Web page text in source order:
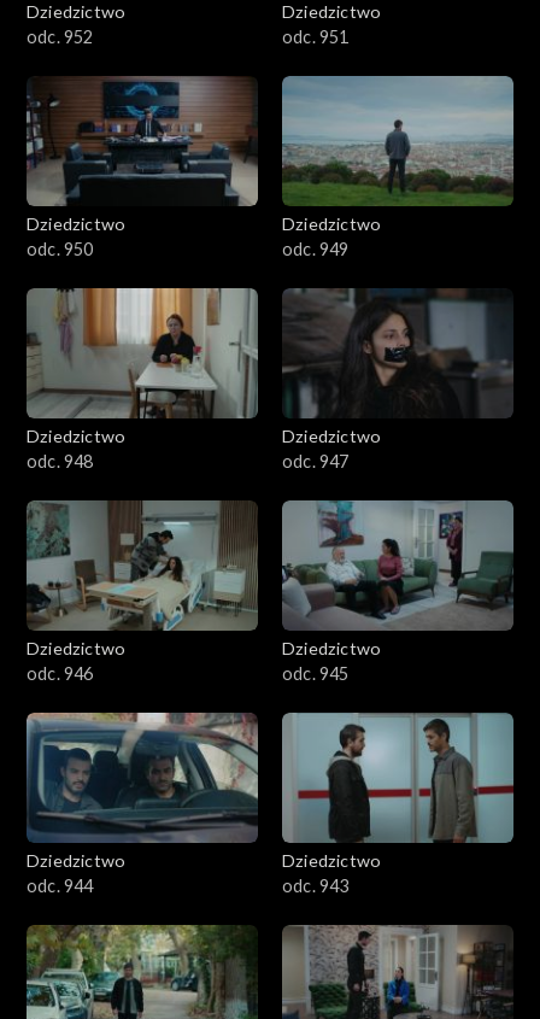
Dziedzictwo
odc. 952
Dziedzictwo
odc. 951
Dziedzictwo
odc. 950
Dziedzictwo
odc. 949
Dziedzictwo
odc. 948
Dziedzictwo
odc. 947
Dziedzictwo
odc. 946
Dziedzictwo
odc. 945
Dziedzictwo
odc. 944
Dziedzictwo
odc. 943